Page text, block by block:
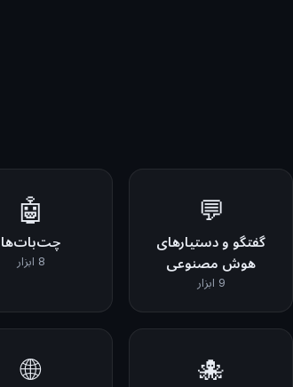
💬
گفتگو و دستیارهای
هوش مصنوعی
9 ابزار
🤖
چت‌بات‌ها
8 ابزار
🐙
🌐